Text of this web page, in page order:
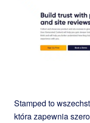
Stamped to
która zapewnia